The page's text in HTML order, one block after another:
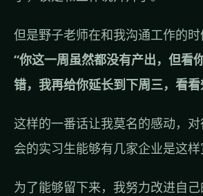
但是野子老师在和我沟通工作的时
“你这一周虽然都没有产出，但看
错，我再给你延长到下周三，看
这样的一番话让我莫名的感动，
会的实习生能够有几家企业是这样
为了能够留下来，我努力改进自